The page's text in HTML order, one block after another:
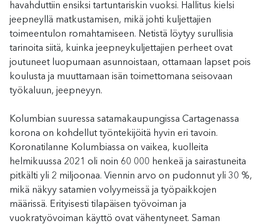
havahduttiin ensiksi tartuntariskin vuoksi. Hallitus kielsi
jeepneyllä matkustamisen, mikä johti kuljettajien
toimeentulon romahtamiseen. Netistä löytyy surullisia
tarinoita siitä, kuinka jeepneykuljettajien perheet ovat
joutuneet luopumaan asunnoistaan, ottamaan lapset pois
koulusta ja muuttamaan isän toimettomana seisovaan
työkaluun, jeepneyyn.
Kolumbian suuressa satamakaupungissa Cartagenassa
korona on kohdellut työntekijöitä hyvin eri tavoin.
Koronatilanne Kolumbiassa on vaikea, kuolleita
helmikuussa 2021 oli noin 60 000 henkeä ja sairastuneita
pitkälti yli 2 miljoonaa. Viennin arvo on pudonnut yli 30 %,
mikä näkyy satamien volyymeissä ja työpaikkojen
määrissä. Erityisesti tilapäisen työvoiman ja
vuokratyövoiman käyttö ovat vähentyneet. Saman